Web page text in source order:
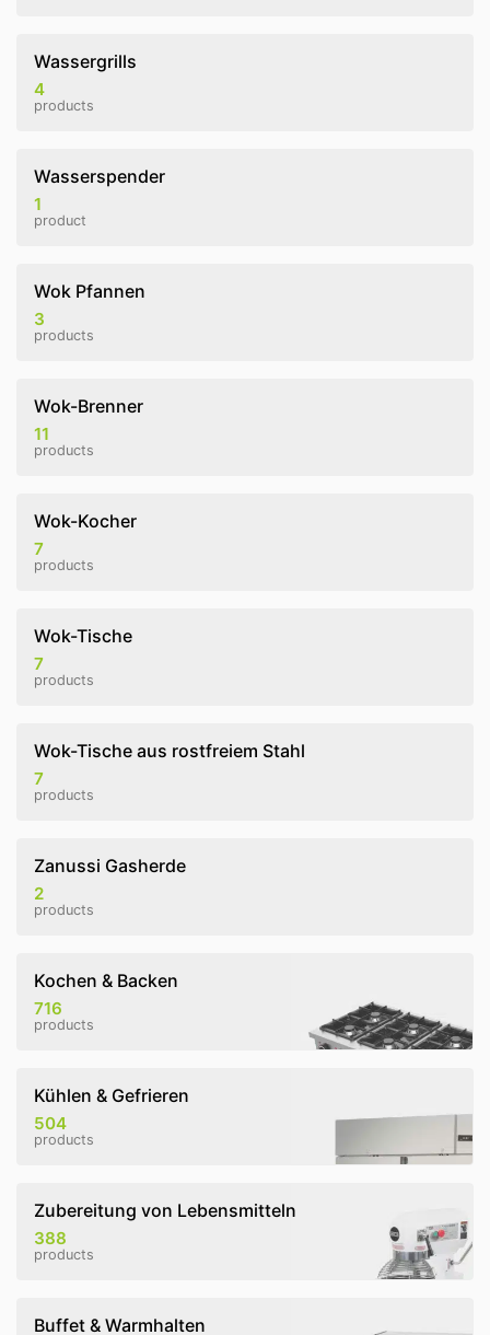
Wassergrills
4
products
Wasserspender
1
product
Wok Pfannen
3
products
Wok-Brenner
11
products
Wok-Kocher
7
products
Wok-Tische
7
products
Wok-Tische aus rostfreiem Stahl
7
products
Zanussi Gasherde
2
products
Kochen & Backen
716
products
Kühlen & Gefrieren
504
products
Zubereitung von Lebensmitteln
388
products
Buffet & Warmhalten